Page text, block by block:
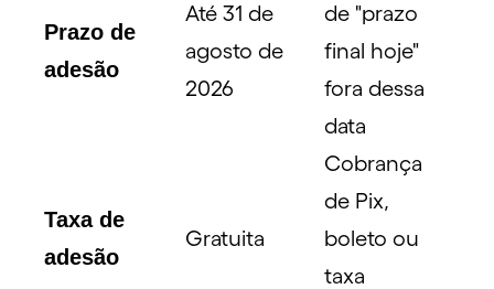
Prazo de
adesão
Até 31 de
agosto de
2026
de "prazo
final hoje"
fora dessa
data
Taxa de
adesão
Gratuita
Cobrança
de Pix,
boleto ou
taxa